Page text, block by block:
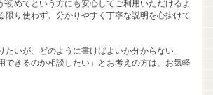
初めてという方にも安心してご利用いただけるよ
限り使わず、分かりやすく丁寧な説明を心掛けて
たいが、どのように書けばよいか分からない」
できるのか相談したい」とお考えの方は、お気軽